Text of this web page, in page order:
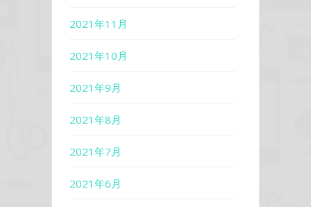
2021年11月
2021年10月
2021年9月
2021年8月
2021年7月
2021年6月